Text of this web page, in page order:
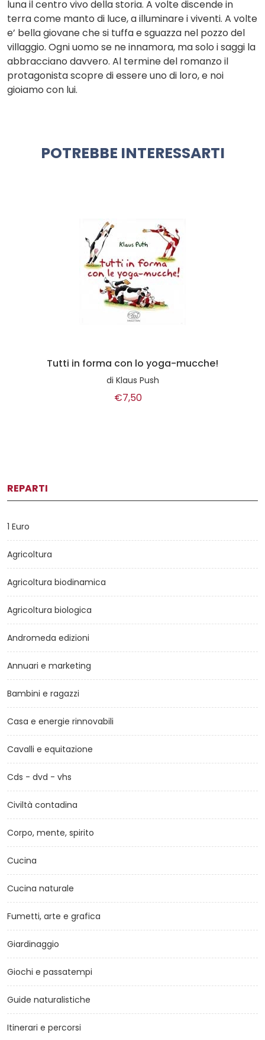
luna il centro vivo della storia. A volte discende in
terra come manto di luce, a illuminare i viventi. A volte
e’ bella giovane che si tuffa e sguazza nel pozzo del
villaggio. Ogni uomo se ne innamora, ma solo i saggi la
abbracciano davvero. Al termine del romanzo il
protagonista scopre di essere uno di loro, e noi
gioiamo con lui.
POTREBBE INTERESSARTI
Tutti in forma con lo yoga-mucche!
di Klaus Push
€7,50
REPARTI
1 Euro
Agricoltura
Agricoltura biodinamica
Agricoltura biologica
Andromeda edizioni
Annuari e marketing
Bambini e ragazzi
Casa e energie rinnovabili
Cavalli e equitazione
Cds - dvd - vhs
Civiltà contadina
Corpo, mente, spirito
Cucina
Cucina naturale
Fumetti, arte e grafica
Giardinaggio
Giochi e passatempi
Guide naturalistiche
Itinerari e percorsi